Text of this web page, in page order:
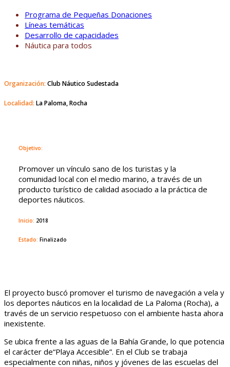
Programa de Pequeñas Donaciones
Líneas temáticas
Desarrollo de capacidades
Náutica para todos
Organización: Club Náutico Sudestada
Localidad: La Paloma, Rocha
Objetivo:
Promover un vínculo sano de los turistas y la
comunidad local con el medio marino, a través de un
producto turístico de calidad asociado a la práctica de
deportes náuticos.
Inicio: 2018
Estado: Finalizado
El proyecto buscó promover el turismo de navegación a vela y
los deportes náuticos en la localidad de La Paloma (Rocha), a
través de un servicio respetuoso con el ambiente hasta ahora
inexistente.
Se ubica frente a las aguas de la Bahía Grande, lo que potencia
el carácter de“Playa Accesible”. En el Club se trabaja
especialmente con niñas, niños y jóvenes de las escuelas del